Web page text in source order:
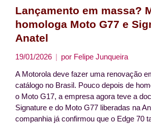
Lançamento em massa?
homologa Moto G77 e
Anatel
19/01/2026 por Felipe Junqueira
A Motorola deve fazer uma renovação
catálogo no Brasil. Pouco depois de
o Moto G17, a empresa agora teve a
Signature e do Moto G77 liberadas na
companhia já confirmou que o Edge 70